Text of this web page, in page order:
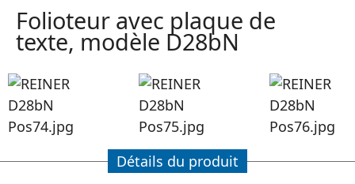
Folioteur avec plaque de
texte, modèle D28bN
Détails du produit